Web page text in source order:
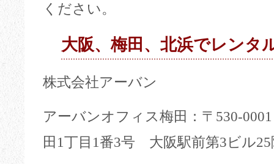
ください。
大阪、梅田、北浜でレンタ
株式会社アーバン
アーバンオフィス梅田：〒530-
田1丁目1番3号 大阪駅前第3ビル25